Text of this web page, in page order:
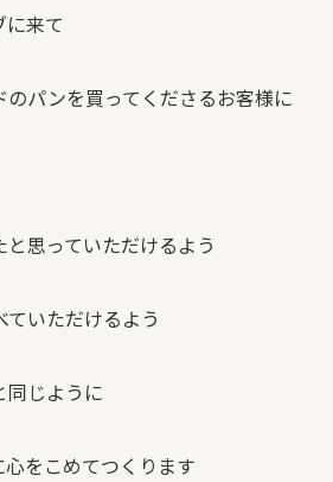
に来て
パンを買ってくださるお客様に
思っていただけるよう
いただけるよう
同じように
をこめてつくります